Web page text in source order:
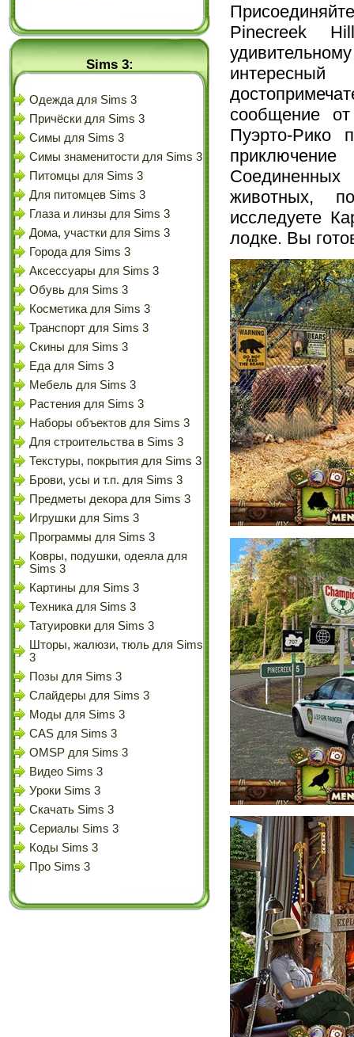
Sims 3:
Одежда для Sims 3
Причёски для Sims 3
Симы для Sims 3
Симы знаменитости для Sims 3
Питомцы для Sims 3
Для питомцев Sims 3
Глаза и линзы для Sims 3
Дома, участки для Sims 3
Города для Sims 3
Аксессуары для Sims 3
Обувь для Sims 3
Косметика для Sims 3
Транспорт для Sims 3
Скины для Sims 3
Еда для Sims 3
Мебель для Sims 3
Растения для Sims 3
Наборы объектов для Sims 3
Для строительства в Sims 3
Текстуры, покрытия для Sims 3
Брови, усы и т.п. для Sims 3
Предметы декора для Sims 3
Игрушки для Sims 3
Программы для Sims 3
Ковры, подушки, одеяла для
Sims 3
Картины для Sims 3
Техника для Sims 3
Татуировки для Sims 3
Шторы, жалюзи, тюль для Sims
3
Позы для Sims 3
Слайдеры для Sims 3
Моды для Sims 3
CAS для Sims 3
OMSP для Sims 3
Видео Sims 3
Уроки Sims 3
Скачать Sims 3
Сериалы Sims 3
Коды Sims 3
Про Sims 3
Pinecreek
сообщение
Пуэрто-Рико
животных,
исследуете
лодке. Вы